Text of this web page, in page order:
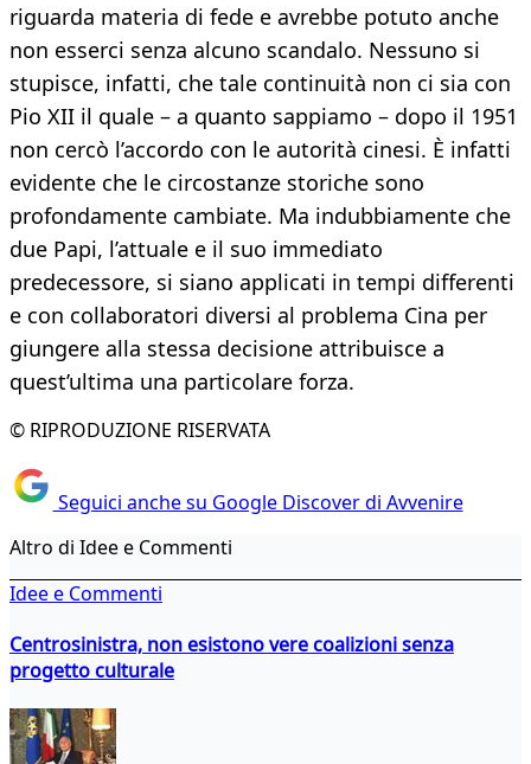
riguarda materia di fede e avrebbe potuto anche
non esserci senza alcuno scandalo. Nessuno si
stupisce, infatti, che tale continuità non ci sia con
Pio XII il quale – a quanto sappiamo – dopo il 1951
non cercò l’accordo con le autorità cinesi. È infatti
evidente che le circostanze storiche sono
profondamente cambiate. Ma indubbiamente che
due Papi, l’attuale e il suo immediato
predecessore, si siano applicati in tempi differenti
e con collaboratori diversi al problema Cina per
giungere alla stessa decisione attribuisce a
quest’ultima una particolare forza.
© RIPRODUZIONE RISERVATA
Seguici anche su Google Discover di Avvenire
Altro di Idee e Commenti
Idee e Commenti
Centrosinistra, non esistono vere coalizioni senza
progetto culturale